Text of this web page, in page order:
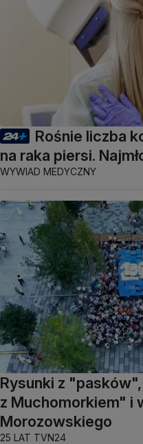
Rośnie liczba
na raka piersi.
WYWIAD MEDYCZNY
Rysunki z
z Muchomorkiem" i
Morozowskiego
25 LAT TVN24